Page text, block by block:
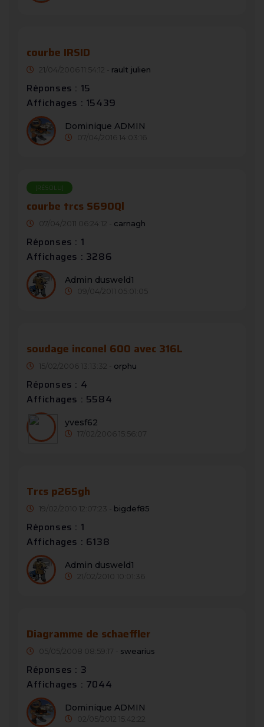
courbe IRSID
21/04/2006 11:54:12 - rault julien
Réponses : 15
Affichages : 15439
Dominique ADMIN
07/04/2016 14:03:16
[RÉSOLU]
courbe trcs S690Ql
07/04/2011 06:24:12 - carnagh
Réponses : 1
Affichages : 3286
Admin dusweld1
09/04/2011 05:01:05
soudage inconel 600 avec 316L
15/02/2006 13:13:32 - orphu
Réponses : 4
Affichages : 5584
yvesf62
17/02/2006 15:56:07
Trcs p265gh
19/02/2010 12:07:23 - bigdef85
Réponses : 1
Affichages : 6138
Admin dusweld1
21/02/2010 10:01:36
Diagramme de schaeffler
05/05/2008 08:59:17 - swearius
Réponses : 3
Affichages : 7044
Dominique ADMIN
02/05/2012 15:42:22